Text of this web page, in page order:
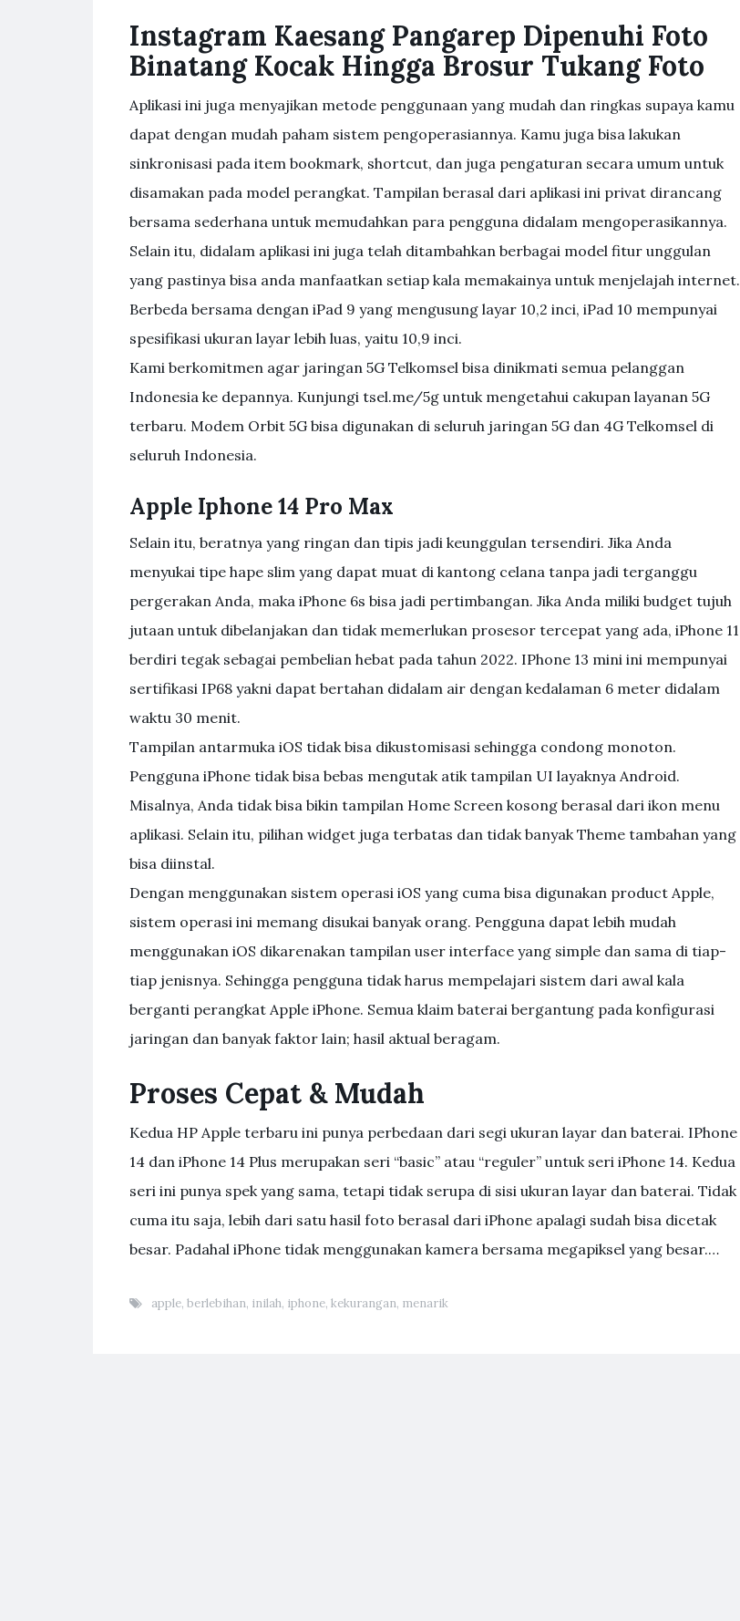
Instagram Kaesang Pangarep Dipenuhi Foto
Binatang Kocak Hingga Brosur Tukang Foto
Aplikasi ini juga menyajikan metode penggunaan yang mudah dan ringkas supaya kamu
dapat dengan mudah paham sistem pengoperasiannya. Kamu juga bisa lakukan
sinkronisasi pada item bookmark, shortcut, dan juga pengaturan secara umum untuk
disamakan pada model perangkat. Tampilan berasal dari aplikasi ini privat dirancang
bersama sederhana untuk memudahkan para pengguna didalam mengoperasikannya.
Selain itu, didalam aplikasi ini juga telah ditambahkan berbagai model fitur unggulan
yang pastinya bisa anda manfaatkan setiap kala memakainya untuk menjelajah internet.
Berbeda bersama dengan iPad 9 yang mengusung layar 10,2 inci, iPad 10 mempunyai
spesifikasi ukuran layar lebih luas, yaitu 10,9 inci.
Kami berkomitmen agar jaringan 5G Telkomsel bisa dinikmati semua pelanggan
Indonesia ke depannya. Kunjungi tsel.me/5g untuk mengetahui cakupan layanan 5G
terbaru. Modem Orbit 5G bisa digunakan di seluruh jaringan 5G dan 4G Telkomsel di
seluruh Indonesia.
Apple Iphone 14 Pro Max
Selain itu, beratnya yang ringan dan tipis jadi keunggulan tersendiri. Jika Anda
menyukai tipe hape slim yang dapat muat di kantong celana tanpa jadi terganggu
pergerakan Anda, maka iPhone 6s bisa jadi pertimbangan. Jika Anda miliki budget tujuh
jutaan untuk dibelanjakan dan tidak memerlukan prosesor tercepat yang ada, iPhone 11
berdiri tegak sebagai pembelian hebat pada tahun 2022. IPhone 13 mini ini mempunyai
sertifikasi IP68 yakni dapat bertahan didalam air dengan kedalaman 6 meter didalam
waktu 30 menit.
Tampilan antarmuka iOS tidak bisa dikustomisasi sehingga condong monoton.
Pengguna iPhone tidak bisa bebas mengutak atik tampilan UI layaknya Android.
Misalnya, Anda tidak bisa bikin tampilan Home Screen kosong berasal dari ikon menu
aplikasi. Selain itu, pilihan widget juga terbatas dan tidak banyak Theme tambahan yang
bisa diinstal.
Dengan menggunakan sistem operasi iOS yang cuma bisa digunakan product Apple,
sistem operasi ini memang disukai banyak orang. Pengguna dapat lebih mudah
menggunakan iOS dikarenakan tampilan user interface yang simple dan sama di tiap-
tiap jenisnya. Sehingga pengguna tidak harus mempelajari sistem dari awal kala
berganti perangkat Apple iPhone. Semua klaim baterai bergantung pada konfigurasi
jaringan dan banyak faktor lain; hasil aktual beragam.
Proses Cepat & Mudah
Kedua HP Apple terbaru ini punya perbedaan dari segi ukuran layar dan baterai. IPhone
14 dan iPhone 14 Plus merupakan seri “basic” atau “reguler” untuk seri iPhone 14. Kedua
seri ini punya spek yang sama, tetapi tidak serupa di sisi ukuran layar dan baterai. Tidak
cuma itu saja, lebih dari satu hasil foto berasal dari iPhone apalagi sudah bisa dicetak
besar. Padahal iPhone tidak menggunakan kamera bersama megapiksel yang besar.…
apple, berlebihan, inilah, iphone, kekurangan, menarik